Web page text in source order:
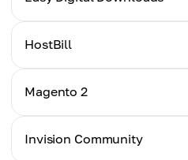
チュートリアル
HostBill
チュートリアル
Magento 2
チュートリアル
Invision Community